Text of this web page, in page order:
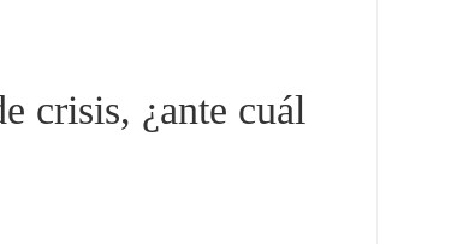
crisis, ¿ante cuál